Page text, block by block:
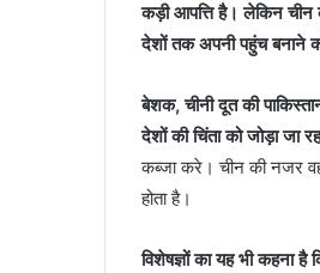
कड़ी आपत्ति है। लेकिन चीन
देशों तक अपनी पहुंच बनाने
बेशक, चीनी दूत की
देशों की चिंता को जोड़ा जा
कब्जा करे। चीन की नजर
होता है।
विशेषज्ञों का यह भी कहना